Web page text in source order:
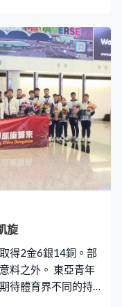
搖政策。財政司司
往可能大家都記憶
（價格）飛升。居
蹈覆轍。我們推動
不會因為短期市場
漢豪就指，目前樓
局長甯漢豪：「私
離可能拉近了，可
早擔心或關注，目
」
旋
得2金6銀14銅。部
料之外。 東亞青年
待體育界不同的持